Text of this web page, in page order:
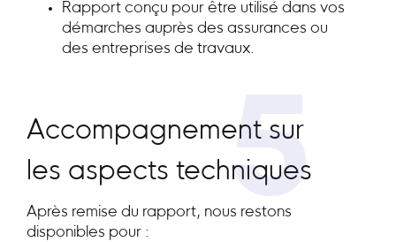
Rapport conçu pour être utilisé dans vos
démarches auprès des assurances ou
des entreprises de travaux.
5
Accompagnement sur
les aspects techniques
Après remise du rapport, nous restons
disponibles pour :